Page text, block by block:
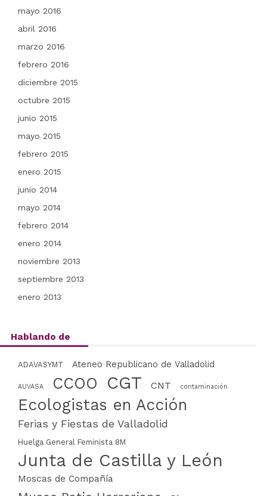
mayo 2016
abril 2016
marzo 2016
febrero 2016
diciembre 2015
octubre 2015
junio 2015
mayo 2015
febrero 2015
enero 2015
junio 2014
mayo 2014
febrero 2014
enero 2014
noviembre 2013
septiembre 2013
enero 2013
Hablando de
ADAVASYMT Ateneo Republicano de Valladolid
AUVASA CCOO CGT CNT contaminación
Ecologistas en Acción
Ferias y Fiestas de Valladolid
Huelga General Feminista 8M
Junta de Castilla y León
Moscas de Compañía